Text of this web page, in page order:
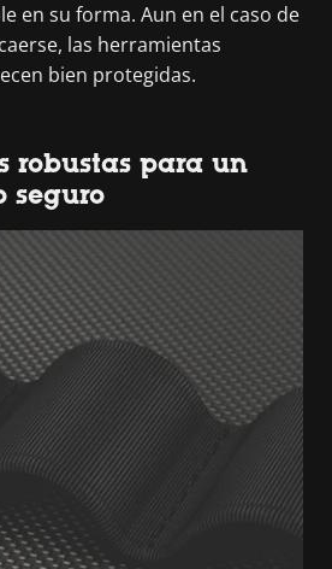
en su forma. Aun en el caso de
las herramientas
bien protegidas.
robustas para un
seguro